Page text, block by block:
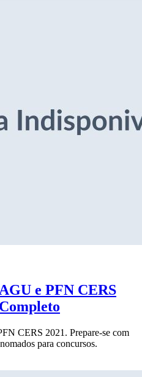
e PFN CERS
CERS 2021. Prepare-se com
para concursos.